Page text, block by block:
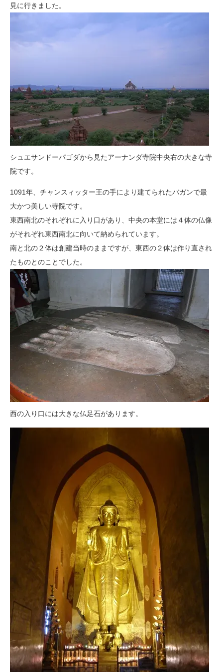
見に行きました。
シュエサンドーパゴダから見たアーナンダ寺院中央右の大きな寺
院です。
1091年、チャンスィッター王の手により建てられたバガンで最
大かつ美しい寺院です。
東西南北のそれぞれに入り口があり、中央の本堂には４体の仏像
がそれぞれ東西南北に向いて納められています。
南と北の２体は創建当時のままですが、東西の２体は作り直され
たものとのことでした。
西の入り口には大きな仏足石があります。